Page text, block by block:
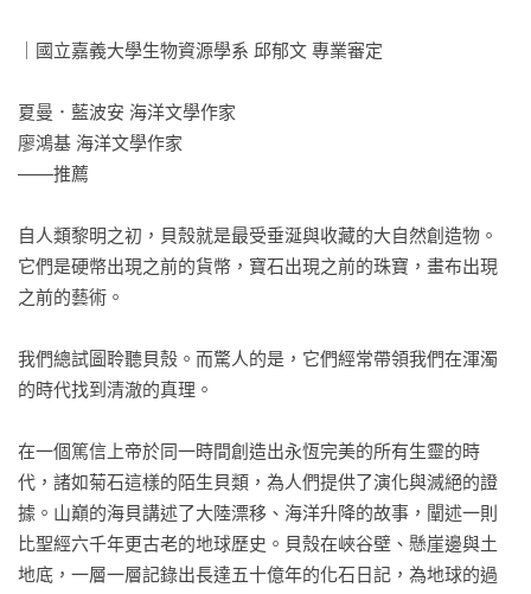
｜國立嘉義大學生物資源學系 邱郁文 專業審定
夏曼．藍波安 海洋文學作家
廖鴻基 海洋文學作家
——推薦
自人類黎明之初，貝殼就是最受垂涎與收藏的大自然創造物。
它們是硬幣出現之前的貨幣，寶石出現之前的珠寶，畫布出現
之前的藝術。
我們總試圖聆聽貝殼。而驚人的是，它們經常帶領我們在渾濁
的時代找到清澈的真理。
在一個篤信上帝於同一時間創造出永恆完美的所有生靈的時
代，諸如菊石這樣的陌生貝類，為人們提供了演化與滅絕的證
據。山巔的海貝講述了大陸漂移、海洋升降的故事，闡述一則
比聖經六千年更古老的地球歷史。貝殼在峽谷壁、懸崖邊與土
地底，一層一層記錄出長達五十億年的化石日記，為地球的過